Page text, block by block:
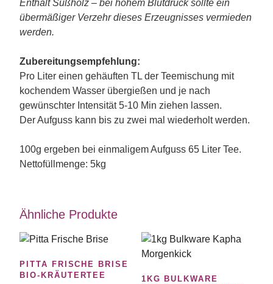
Enthält Süßholz – bei hohem Blutdruck sollte ein
übermäßiger Verzehr dieses Erzeugnisses vermieden
werden.
Zubereitungsempfehlung:
Pro Liter einen gehäuften TL der Teemischung mit
kochendem Wasser übergießen und je nach
gewünschter Intensität 5-10 Min ziehen lassen.
Der Aufguss kann bis zu zwei mal wiederholt werden.
100g ergeben bei einmaligem Aufguss 65 Liter Tee.
Nettofüllmenge: 5kg
Ähnliche Produkte
PITTA FRISCHE BRISE
BIO-KRÄUTERTEE
1KG BULKWARE